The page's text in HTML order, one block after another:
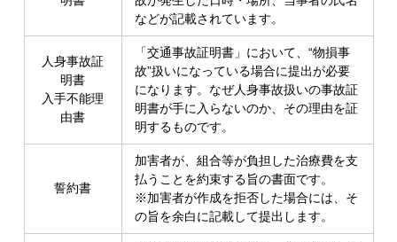
などが記載されています。
人身事故証
明書
入手不能理
由書
「交通事故証明書」において、“物損事
故”扱いになっている場合に提出が必要
になります。なぜ人身事故扱いの事故証
明書が手に入らないのか、その理由を証
明するものです。
誓約書
加害者が、組合等が負担した治療費を支
払うことを約束する旨の書面です。
※加害者が作成を拒否した場合には、そ
の旨を余白に記載して提出します。